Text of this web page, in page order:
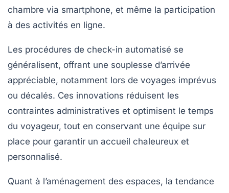
chambre via smartphone, et même la participation
à des activités en ligne.
Les procédures de check-in automatisé se
généralisent, offrant une souplesse d’arrivée
appréciable, notamment lors de voyages imprévus
ou décalés. Ces innovations réduisent les
contraintes administratives et optimisent le temps
du voyageur, tout en conservant une équipe sur
place pour garantir un accueil chaleureux et
personnalisé.
Quant à l’aménagement des espaces, la tendance